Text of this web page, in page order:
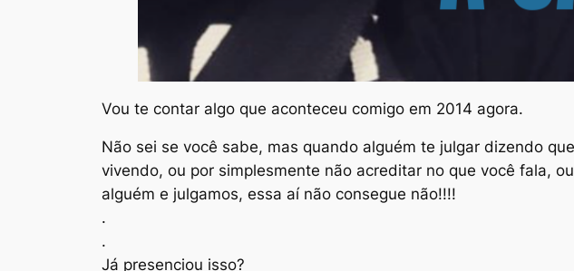
Vou te contar algo que aconteceu comigo em 2014 agora.
Não sei se você sabe, mas quando alguém te julgar dizendo
vivendo, ou por simplesmente não acreditar no que você fala,
alguém e julgamos, essa aí não consegue não!!!!
.
.
Já presenciou isso?